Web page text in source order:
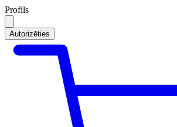
Profils
Autorizēties